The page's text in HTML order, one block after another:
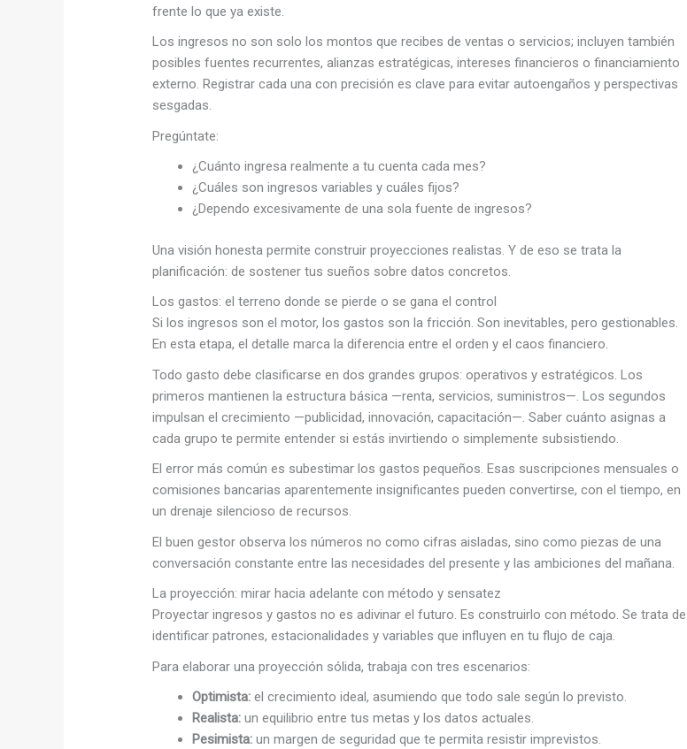
frente lo que ya existe.
Los ingresos no son solo los montos que recibes de ventas o servicios; incluyen también
posibles fuentes recurrentes, alianzas estratégicas, intereses financieros o financiamiento
externo. Registrar cada una con precisión es clave para evitar autoengaños y perspectivas
sesgadas.
Pregúntate:
¿Cuánto ingresa realmente a tu cuenta cada mes?
¿Cuáles son ingresos variables y cuáles fijos?
¿Dependo excesivamente de una sola fuente de ingresos?
Una visión honesta permite construir proyecciones realistas. Y de eso se trata la
planificación: de sostener tus sueños sobre datos concretos.
Los gastos: el terreno donde se pierde o se gana el control
Si los ingresos son el motor, los gastos son la fricción. Son inevitables, pero gestionables.
En esta etapa, el detalle marca la diferencia entre el orden y el caos financiero.
Todo gasto debe clasificarse en dos grandes grupos: operativos y estratégicos. Los
primeros mantienen la estructura básica —renta, servicios, suministros—. Los segundos
impulsan el crecimiento —publicidad, innovación, capacitación—. Saber cuánto asignas a
cada grupo te permite entender si estás invirtiendo o simplemente subsistiendo.
El error más común es subestimar los gastos pequeños. Esas suscripciones mensuales o
comisiones bancarias aparentemente insignificantes pueden convertirse, con el tiempo, en
un drenaje silencioso de recursos.
El buen gestor observa los números no como cifras aisladas, sino como piezas de una
conversación constante entre las necesidades del presente y las ambiciones del mañana.
La proyección: mirar hacia adelante con método y sensatez
Proyectar ingresos y gastos no es adivinar el futuro. Es construirlo con método. Se trata de
identificar patrones, estacionalidades y variables que influyen en tu flujo de caja.
Para elaborar una proyección sólida, trabaja con tres escenarios:
Optimista: el crecimiento ideal, asumiendo que todo sale según lo previsto.
Realista: un equilibrio entre tus metas y los datos actuales.
Pesimista: un margen de seguridad que te permita resistir imprevistos.